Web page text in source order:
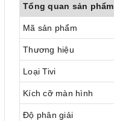
Tổng quan sản phẩm
Mã sản phẩm
Thương hiệu
Loại Tivi
Kích cỡ màn hình
Độ phân giải